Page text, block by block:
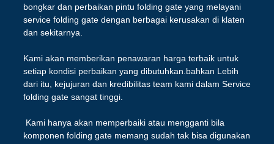
bongkar dan perbaikan pintu folding gate yang melayani
service folding gate dengan berbagai kerusakan di klaten
dan sekitarnya.
Kami akan memberikan penawaran harga terbaik untuk
setiap kondisi perbaikan yang dibutuhkan.bahkan Lebih
dari itu, kejujuran dan kredibilitas team kami dalam Service
folding gate sangat tinggi.
Kami hanya akan memperbaiki atau mengganti bila
komponen folding gate memang sudah tak bisa digunakan